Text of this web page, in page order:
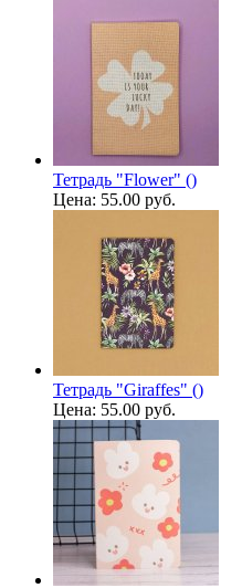
Тетрадь "Flower" ()
Цена: 55.00 руб.
Тетрадь "Giraffes" ()
Цена: 55.00 руб.